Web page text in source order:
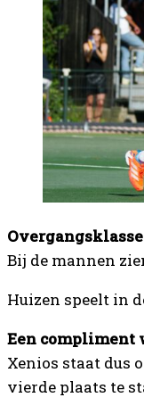
Bij de mannen
Huizen speelt in
Een compliment
Xenios staat dus
vierde plaats te